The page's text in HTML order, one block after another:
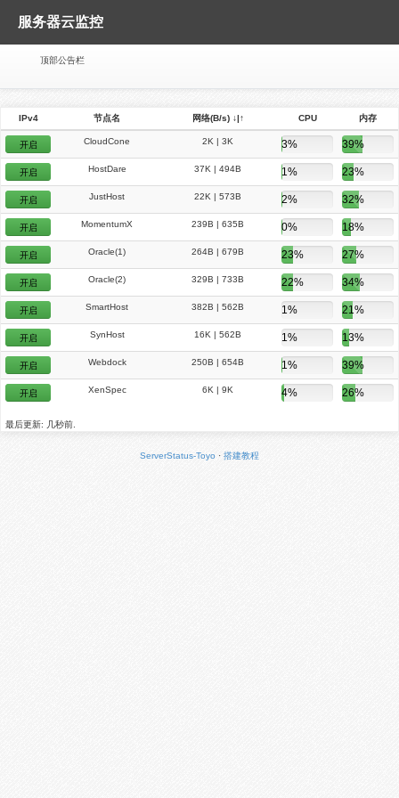
服务器云监控
顶部公告栏
IPv4 节点名 网络(B/s) ↓|↑ CPU 内存
开启 CloudCone 2K | 3K 3% 39%
开启 HostDare 37K | 494B 1% 23%
开启 JustHost 22K | 573B 2% 32%
开启 MomentumX 239B | 635B 0% 18%
开启 Oracle(1) 264B | 679B 23% 27%
开启 Oracle(2) 329B | 733B 22% 34%
开启 SmartHost 382B | 562B 1% 21%
开启 SynHost 16K | 562B 1% 13%
开启 Webdock 250B | 654B 1% 39%
开启 XenSpec 6K | 9K 4% 26%
最后更新: 几秒前.
ServerStatus-Toyo · 搭建教程